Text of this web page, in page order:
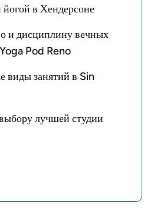
йогой в Хендерсоне
и дисциплину вечных
Pod Reno
виды занятий в Sin
лучшей студии